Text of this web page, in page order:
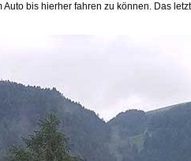
Auto bis hierher fahren zu können. Das